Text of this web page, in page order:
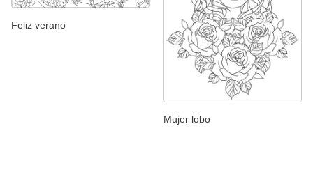
Feliz verano
Mujer lobo